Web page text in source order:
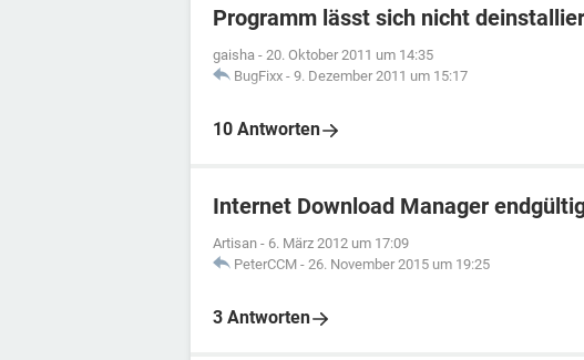
Programm lässt sich nicht
gaisha - 20. Oktober 2011 um 14:35
BugFixx - 9. Dezember 2011 um 15:17
10 Antworten
Internet Download Manager
Artisan - 6. März 2012 um 17:09
PeterCCM - 26. November 2015 um 19:25
3 Antworten